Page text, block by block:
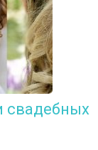
свадебных